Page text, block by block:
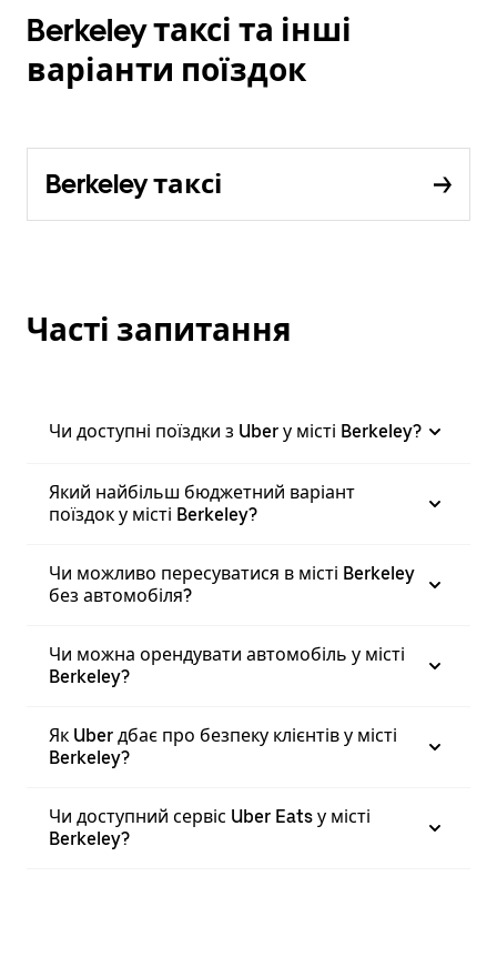
Berkeley таксі та інші
варіанти поїздок
Berkeley таксі
Часті запитання
Чи доступні поїздки з Uber у місті Berkeley?
Який найбільш бюджетний варіант
поїздок у місті Berkeley?
Чи можливо пересуватися в місті Berkeley
без автомобіля?
Чи можна орендувати автомобіль у місті
Berkeley?
Як Uber дбає про безпеку клієнтів у місті
Berkeley?
Чи доступний сервіс Uber Eats у місті
Berkeley?